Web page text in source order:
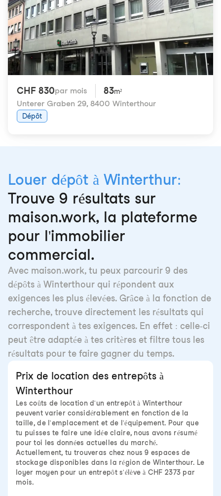
CHF 830par mois 83m²
Unterer Graben 29, 8400 Winterthour
Dépôt
Louer dépôt à Winterthur:
Trouve 9 résultats sur
maison.work, la plateforme
pour l'immobilier
commercial.
Avec maison.work, tu peux parcourir 9 des
dépôts à Winterthour qui répondent aux
exigences les plus élevées. Grâce à la fonction de
recherche, trouve directement les résultats qui
correspondent à tes exigences. En effet : celle-ci
peut être adaptée à tes critères et filtre tous les
résultats pour te faire gagner du temps.
Prix de location des entrepôts à
Winterthour
Les coûts de location d'un entrepôt à Winterthour
peuvent varier considérablement en fonction de la
taille, de l'emplacement et de l'équipement. Pour que
tu puisses te faire une idée claire, nous avons résumé
pour toi les données actuelles du marché.
Actuellement, tu trouveras chez nous 9 espaces de
stockage disponibles dans la région de Winterthour. Le
loyer moyen pour un entrepôt s'élève à CHF 2373 par
mois.